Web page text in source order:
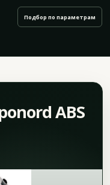
Подбор по параметрам
ABS